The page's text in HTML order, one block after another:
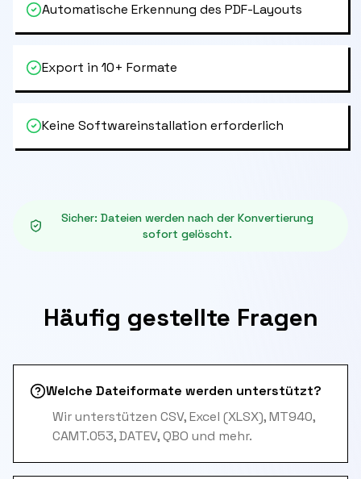
Automatische Erkennung des PDF-Layouts
Export in 10+ Formate
Keine Softwareinstallation erforderlich
Sicher: Dateien werden nach der Konvertierung
sofort gelöscht.
Häufig gestellte Fragen
Welche Dateiformate werden unterstützt?
Wir unterstützen CSV, Excel (XLSX), MT940,
CAMT.053, DATEV, QBO und mehr.